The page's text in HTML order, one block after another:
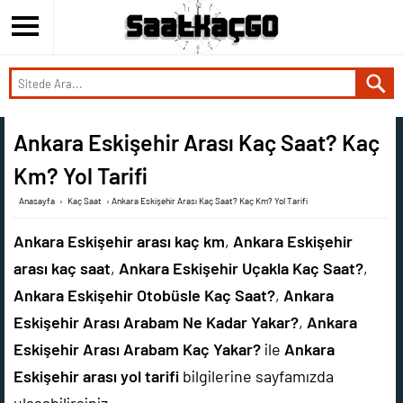
Ankara Eskişehir Arası Kaç Saat? Kaç
Km? Yol Tarifi
Anasayfa › Kaç Saat › Ankara Eskişehir Arası Kaç Saat? Kaç Km? Yol Tarifi
Ankara Eskişehir arası kaç km, Ankara Eskişehir
arası kaç saat, Ankara Eskişehir Uçakla Kaç Saat?,
Ankara Eskişehir Otobüsle Kaç Saat?, Ankara
Eskişehir Arası Arabam Ne Kadar Yakar?, Ankara
Eskişehir Arası Arabam Kaç Yakar? ile Ankara
Eskişehir arası yol tarifi bilgilerine sayfamızda